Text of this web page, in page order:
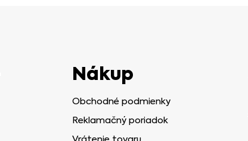
Nákup
Obchodné podmienky
Reklamačný poriadok